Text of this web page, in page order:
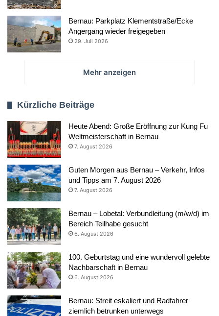
Bernau: Parkplatz Klementstraße/Ecke
Angergang wieder freigegeben
29. Juli 2026
Mehr anzeigen
Kürzliche Beiträge
Heute Abend: Große Eröffnung zur Kung Fu
Weltmeisterschaft in Bernau
7. August 2026
Guten Morgen aus Bernau – Verkehr, Infos
und Tipps am 7. August 2026
7. August 2026
Bernau – Lobetal: Verbundleitung (m/w/d) im
Bereich Teilhabe gesucht
6. August 2026
100. Geburtstag und eine wundervoll gelebte
Nachbarschaft in Bernau
6. August 2026
Bernau: Streit eskaliert und Radfahrer
ziemlich betrunken unterwegs